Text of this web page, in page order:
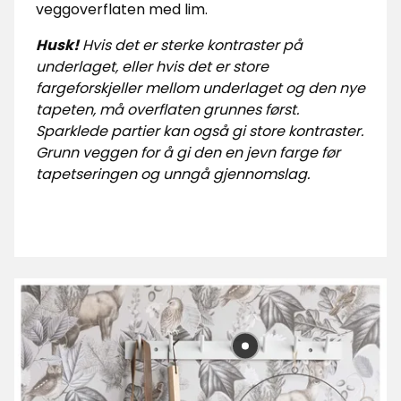
veggoverflaten med lim.
Husk!Hvis det er sterke kontraster på
underlaget, eller hvis det er store
fargeforskjeller mellom underlaget og den nye
tapeten, må overflaten grunnes først.
Sparklede partier kan også gi store kontraster.
Grunn veggen for å gi den en jevn farge før
tapetseringen og unngå gjennomslag.